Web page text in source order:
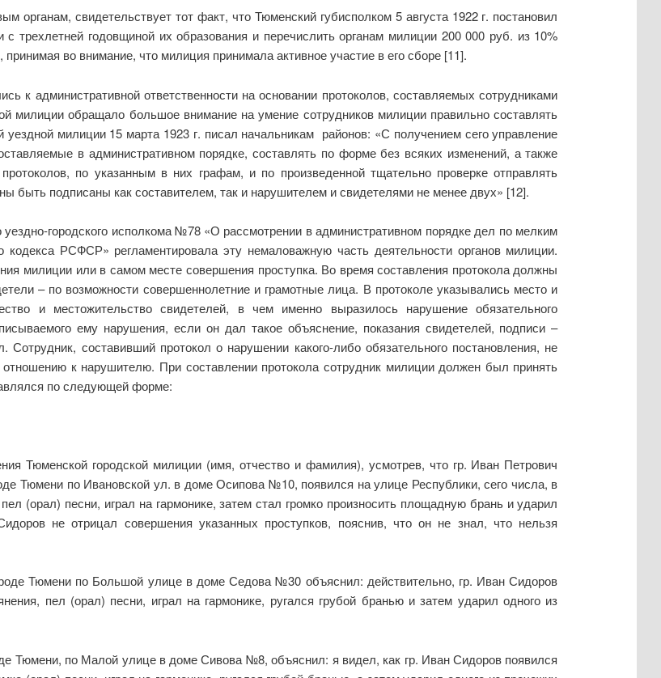
свидетельствует тот факт, что Тюменский губисполком 5 августа 1922 г. постановил
трехлетней годовщиной их образования и перечислить органам милиции 200 000 руб. из 10%
во внимание, что милиция принимала активное участие в его сборе [11].
к административной ответственности на основании протоколов, составляемых сотрудниками
милиции обращало большое внимание на умение сотрудников милиции правильно составлять
милиции 15 марта 1923 г. писал начальникам районов: «С получением сего управление
в административном порядке, составлять по форме без всяких изменений, а также
по указанным в них графам, и по произведенной тщательно проверке отправлять
быть подписаны как составителем, так и нарушителем и свидетелями не менее двух» [12].
городского исполкома №78 «О рассмотрении в административном порядке дел по мелким
кодекса РСФСР» регламентировала эту немаловажную часть деятельности органов милиции.
милиции или в самом месте совершения проступка. Во время составления протокола должны
– по возможности совершеннолетние и грамотные лица. В протоколе указывались место и
и местожительство свидетелей, в чем именно выразилось нарушение обязательного
ему нарушения, если он дал такое объяснение, показания свидетелей, подписи –
составивший протокол о нарушении какого-либо обязательного постановления, не
к нарушителю. При составлении протокола сотрудник милиции должен был принять
по следующей форме:
Тюменской городской милиции (имя, отчество и фамилия), усмотрев, что гр. Иван Петрович
Тюмени по Ивановской ул. в доме Осипова №10, появился на улице Республики, сего числа, в
(орал) песни, играл на гармонике, затем стал громко произносить площадную брань и ударил
не отрицал совершения указанных проступков, пояснив, что он не знал, что нельзя
Тюмени по Большой улице в доме Седова №30 объяснил: действительно, гр. Иван Сидоров
пел (орал) песни, играл на гармонике, ругался грубой бранью и затем ударил одного из
Тюмени, по Малой улице в доме Сивова №8, объяснил: я видел, как гр. Иван Сидоров появился